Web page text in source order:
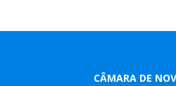
CÂMARA DE